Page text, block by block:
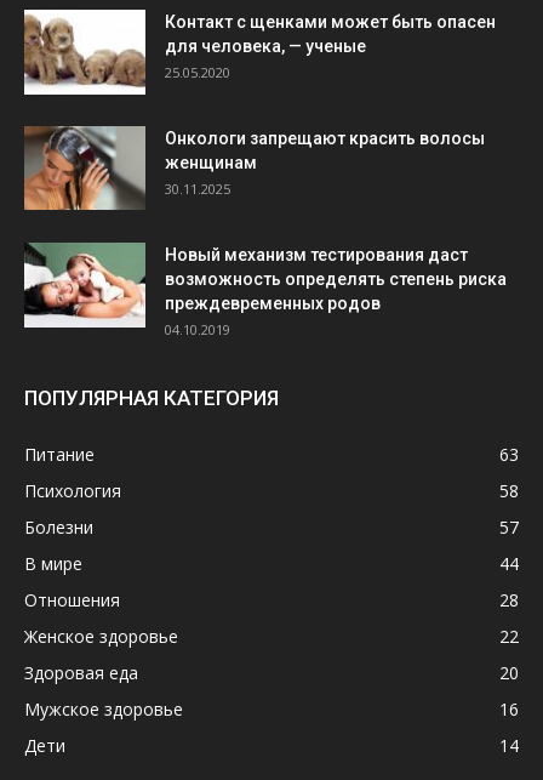
Контакт с щенками может быть опасен
для человека, — ученые
25.05.2020
Онкологи запрещают красить волосы
женщинам
30.11.2025
Новый механизм тестирования даст
возможность определять степень риска
преждевременных родов
04.10.2019
ПОПУЛЯРНАЯ КАТЕГОРИЯ
Питание
63
Психология
58
Болезни
57
В мире
44
Отношения
28
Женское здоровье
22
Здоровая еда
20
Мужское здоровье
16
Дети
14